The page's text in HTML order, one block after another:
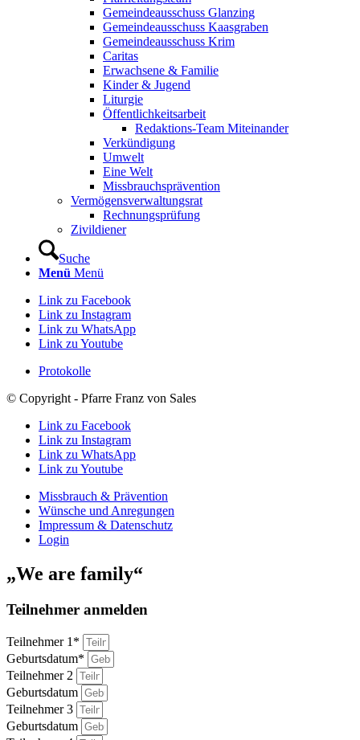
Gemeindeausschuss Glanzing
Gemeindeausschuss Kaasgraben
Gemeindeausschuss Krim
Caritas
Erwachsene & Familie
Kinder & Jugend
Liturgie
Öffentlichkeitsarbeit
Redaktions-Team Miteinander
Verkündigung
Umwelt
Eine Welt
Missbrauchsprävention
Vermögensverwaltungsrat
Rechnungsprüfung
Zivildiener
Suche
Menü Menü
Link zu Facebook
Link zu Instagram
Link zu WhatsApp
Link zu Youtube
Protokolle
© Copyright - Pfarre Franz von Sales
Link zu Facebook
Link zu Instagram
Link zu WhatsApp
Link zu Youtube
Missbrauch & Prävention
Wünsche und Anregungen
Impressum & Datenschutz
Login
„We are family“
Teilnehmer anmelden
Teilnehmer 1*
Geburtsdatum*
Teilnehmer 2
Geburtsdatum
Teilnehmer 3
Geburtsdatum